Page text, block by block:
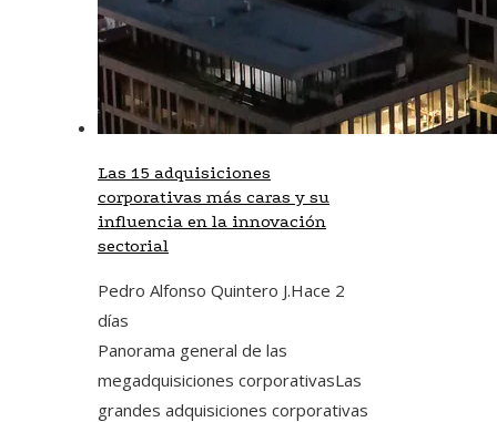
Las 15 adquisiciones
corporativas más caras y su
influencia en la innovación
sectorial
Pedro Alfonso Quintero J.Hace 2
días
Panorama general de las
megadquisiciones corporativasLas
grandes adquisiciones corporativas